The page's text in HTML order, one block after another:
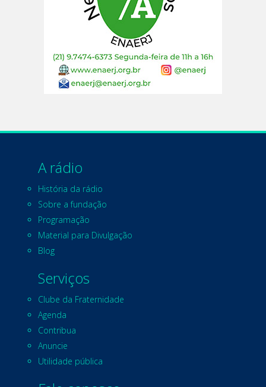
A rádio
História da rádio
Sobre a fundação
Programação
Material para Divulgação
Blog
Serviços
Clube da Fraternidade
Agenda
Contribua
Anuncie
Utilidade pública